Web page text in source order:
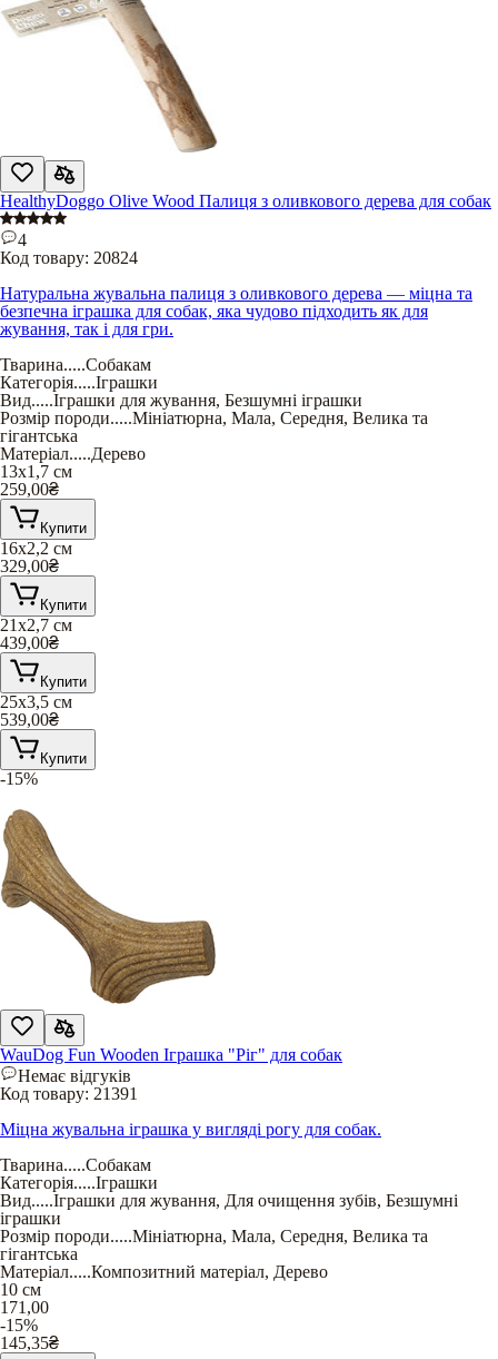
HealthyDoggo Olive Wood Палиця з оливкового дерева для собак
4
Код товару: 20824
Натуральна жувальна палиця з оливкового дерева — міцна та
безпечна іграшка для собак, яка чудово підходить як для
жування, так і для гри.
Тварина.....Собакам
Категорія.....Іграшки
Вид.....Іграшки для жування, Безшумні іграшки
Розмір породи.....Мініатюрна, Мала, Середня, Велика та
гігантська
Матеріал.....Дерево
13х1,7 см
259,00₴
Купити
16х2,2 см
329,00₴
Купити
21х2,7 см
439,00₴
Купити
25х3,5 см
539,00₴
Купити
-15%
WauDog Fun Wooden Іграшка "Ріг" для собак
Немає відгуків
Код товару: 21391
Міцна жувальна іграшка у вигляді рогу для собак.
Тварина.....Собакам
Категорія.....Іграшки
Вид.....Іграшки для жування, Для очищення зубів, Безшумні
іграшки
Розмір породи.....Мініатюрна, Мала, Середня, Велика та
гігантська
Матеріал.....Композитний матеріал, Дерево
10 см
171,00
-15%
145,35₴